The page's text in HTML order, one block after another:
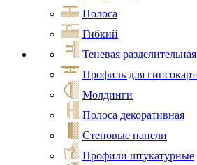
Полоса
Гибкий
Теневая
Профиль для
Молдинги
Полоса декоративная
Стеновые панели
Профили штукатурные